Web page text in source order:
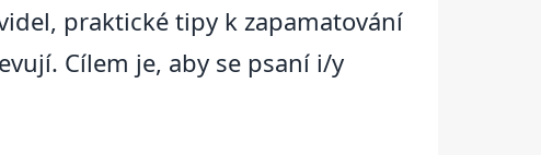
praktické tipy k zapamatování
Cílem je, aby se psaní i/y